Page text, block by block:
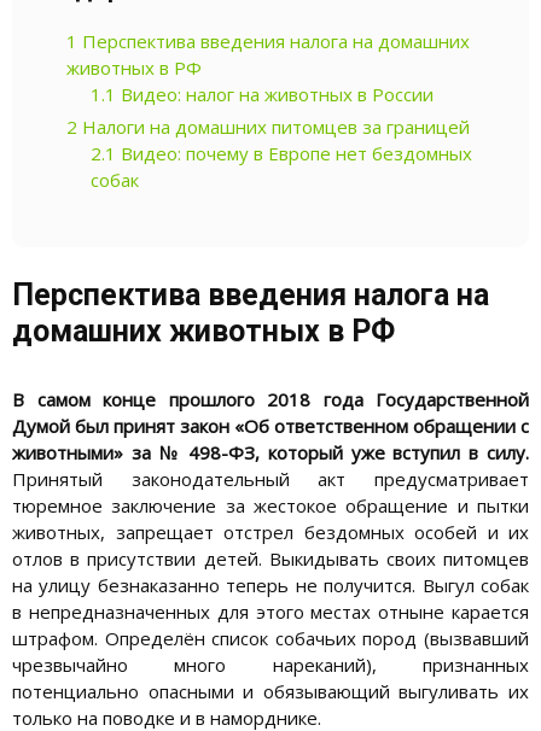
1 Перспектива введения налога на домашних
животных в РФ
1.1 Видео: налог на животных в России
2 Налоги на домашних питомцев за границей
2.1 Видео: почему в Европе нет бездомных
собак
Перспектива введения налога на
домашних животных в РФ
В самом конце прошлого 2018 года Государственной
Думой был принят закон «Об ответственном обращении с
животными» за № 498-ФЗ, который уже вступил в силу.
Принятый законодательный акт предусматривает
тюремное заключение за жестокое обращение и пытки
животных, запрещает отстрел бездомных особей и их
отлов в присутствии детей. Выкидывать своих питомцев
на улицу безнаказанно теперь не получится. Выгул собак
в непредназначенных для этого местах отныне карается
штрафом. Определён список собачьих пород (вызвавший
чрезвычайно много нареканий), признанных
потенциально опасными и обязывающий выгуливать их
только на поводке и в наморднике.